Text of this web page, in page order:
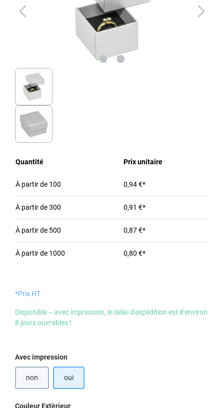
Quantité Prix unitaire
À partir de 100 0,94 €*
À partir de300 0,91 €*
À partir de 500 0,87 €*
À partir de 1000 0,80 €*
*Prix HT
Disponible – avec impression, le délai d'expédition est d'environ
8 jours ouvrables !
Sélectionnez
Avec impression
non oui
Sélectionnez
Couleur Extèrieur